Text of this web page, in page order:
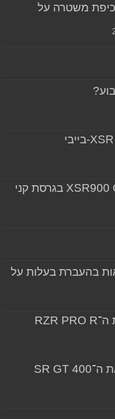
משטרה על
ימאהה מציגה: XSR900 GP בגרסת קני
בהעברת בעלות על
פולריס חושפת את ה־RZR PRO R
אפריליה משיקה את ה־SR GT 400